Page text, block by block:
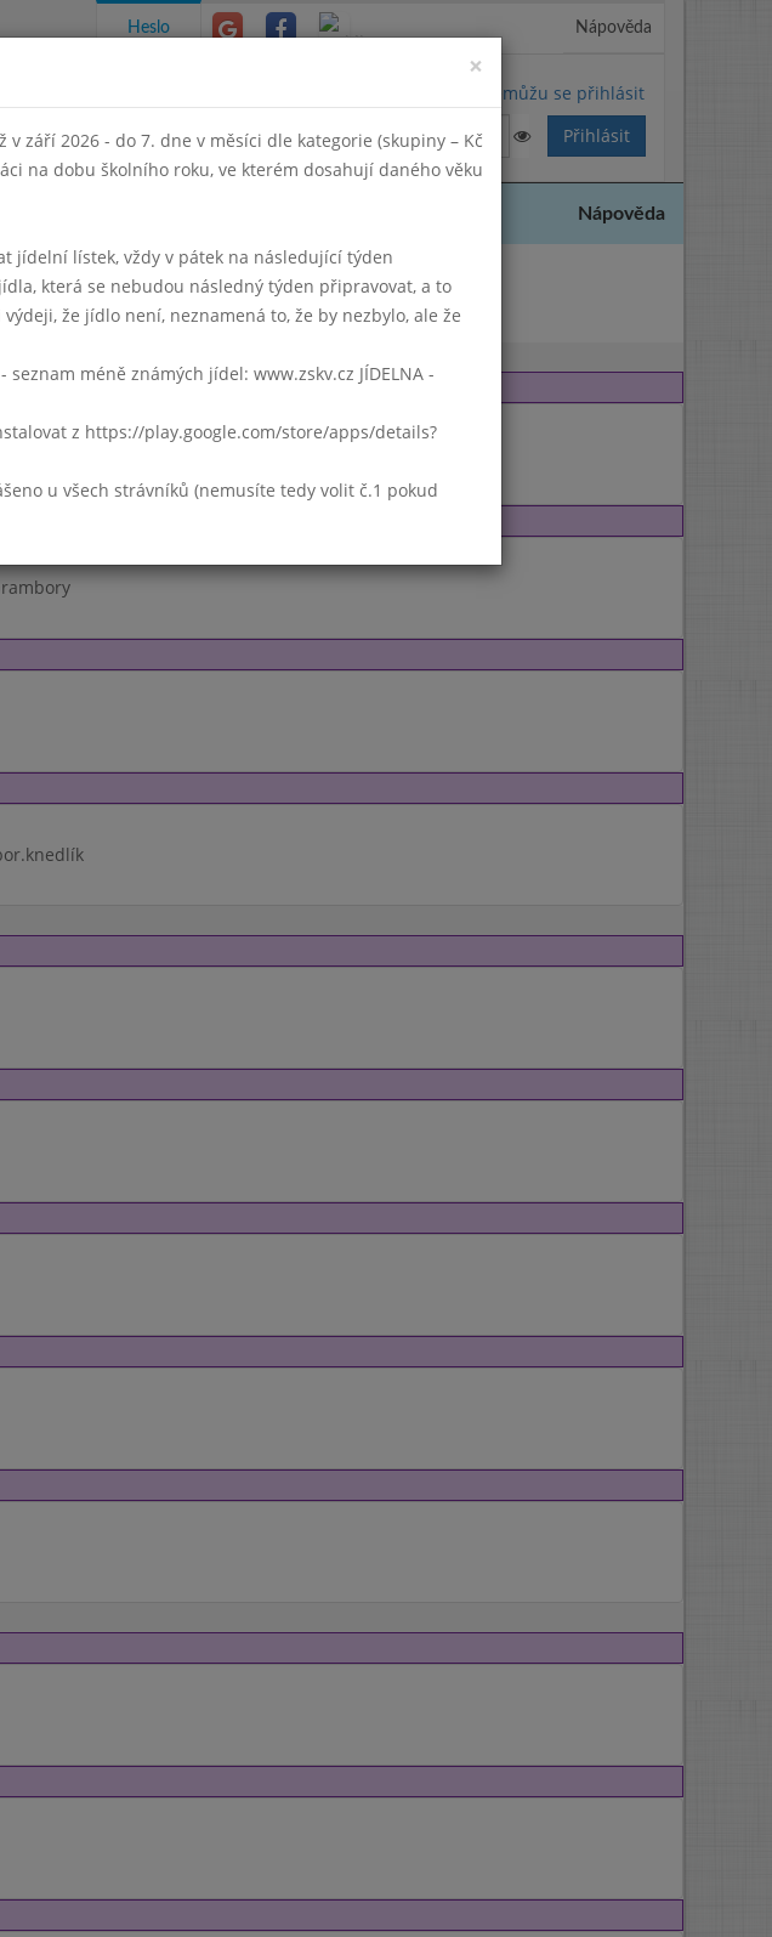
Heslo Nápověda
Nemůžu se přihlásit
Nápověda
2004 Září 2004
×
září 2026 - do 7. dne v měsíci dle kategorie (skupiny – Kč
na dobu školního roku, ve kterém dosahují daného věku
jídelní lístek, vždy v pátek na následující týden
která se nebudou následný týden připravovat, a to
že jídlo není, neznamená to, že by nezbylo, ale že
méně známých jídel: www.zskv.cz JÍDELNA -
z https://play.google.com/store/apps/details?
u všech strávníků (nemusíte tedy volit č.1 pokud